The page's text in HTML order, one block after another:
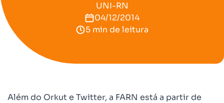
UNI-RN
04/12/2014
5 min de leitura
Além do Orkut e Twitter, a FARN está a partir de